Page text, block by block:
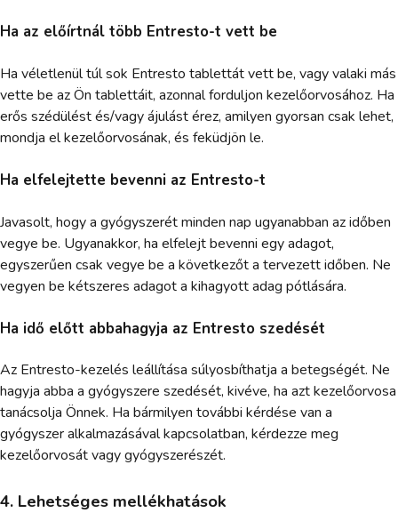
Ha az előírtnál több Entresto-t vett be
Ha véletlenül túl sok Entresto tablettát vett be, vagy valaki más
vette be az Ön tablettáit, azonnal forduljon kezelőorvosához. Ha
erős szédülést és/vagy ájulást érez, amilyen gyorsan csak lehet,
mondja el kezelőorvosának, és feküdjön le.
Ha elfelejtette bevenni az Entresto-t
Javasolt, hogy a gyógyszerét minden nap ugyanabban az időben
vegye be. Ugyanakkor, ha elfelejt bevenni egy adagot,
egyszerűen csak vegye be a következőt a tervezett időben. Ne
vegyen be kétszeres adagot a kihagyott adag pótlására.
Ha idő előtt abbahagyja az Entresto szedését
Az Entresto-kezelés leállítása súlyosbíthatja a betegségét. Ne
hagyja abba a gyógyszere szedését, kivéve, ha azt kezelőorvosa
tanácsolja Önnek. Ha bármilyen további kérdése van a
gyógyszer alkalmazásával kapcsolatban, kérdezze meg
kezelőorvosát vagy gyógyszerészét.
4. Lehetséges mellékhatások